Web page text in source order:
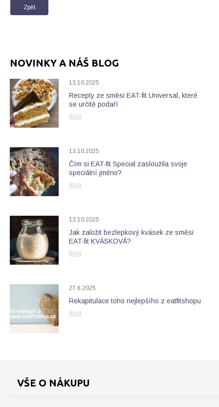
Zpět
NOVINKY A NÁŠ BLOG
13.10.2025
Recepty ze směsi EAT-fit Universal, které
se určitě podaří
Blog
13.10.2025
Čím si EAT-fit Special zasloužila svoje
speciální jméno?
Blog
13.10.2025
Jak založit bezlepkový kvásek ze směsi
EAT-fit KVÁSKOVÁ?
Blog
27.6.2025
Rekapitulace toho nejlepšího z eatfitshopu
Blog
VŠE O NÁKUPU